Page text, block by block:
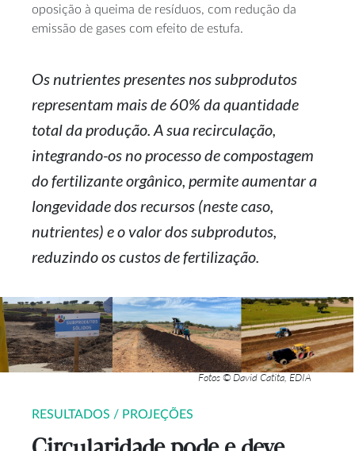
oposição à queima de resíduos, com redução da
emissão de gases com efeito de estufa.
Os nutrientes presentes nos subprodutos
representam mais de 60% da quantidade
total da produção. A sua recirculação,
integrando-os no processo de compostagem
do fertilizante orgânico, permite aumentar a
longevidade dos recursos (neste caso,
nutrientes) e o valor dos subprodutos,
reduzindo os custos de fertilização.
Fotos © David Catita, EDIA
RESULTADOS / PROJEÇÕES